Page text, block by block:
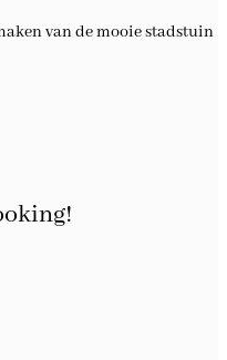
van de mooie stadstuin